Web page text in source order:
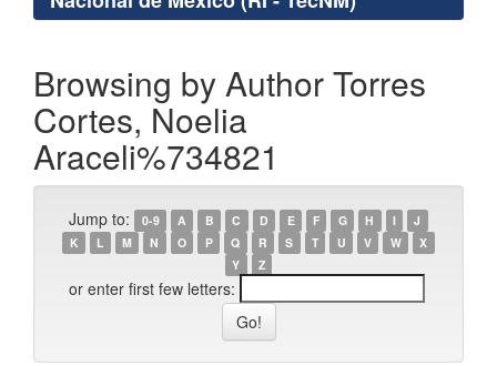
Browsing by Author Torres
Cortes, Noelia
Araceli%734821
Jump to: 0-9 A B C D E F G H I
J
K
L M N O P Q R S T U V W
X
Y
Z
or enter first few letters: